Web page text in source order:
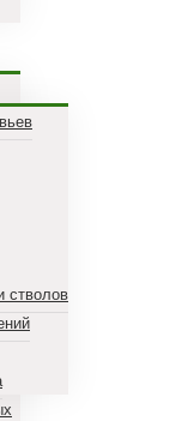
стволов